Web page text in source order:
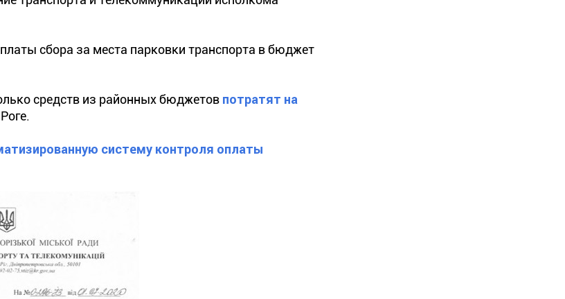
сбора за места парковки транспорта в бюджет
средств из районных бюджетов потратят на
систему контроля оплаты